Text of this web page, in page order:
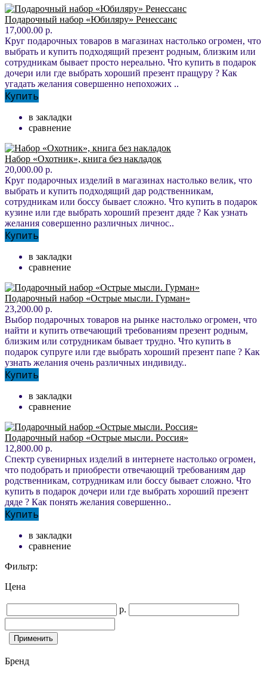
Подарочный набор «Юбиляру» Ренессанс
17,000.00 р.
Круг подарочных товаров в магазинах настолько огромен, что
выбрать и купить подходящий презент родным, близким или
сотрудникам бывает просто нереально. Что купить в подарок
дочери или где выбрать хороший презент пращуру ? Как
угадать желания совершенно непохожих ..
Купить
в закладки
сравнение
Набор «Охотник», книга без накладок
20,000.00 р.
Круг подарочных изделий в магазинах настолько велик, что
выбрать и купить подходящий дар родственникам,
сотрудникам или боссу бывает сложно. Что купить в подарок
кузине или где выбрать хороший презент дяде ? Как узнать
желания совершенно различных личнос..
Купить
в закладки
сравнение
Подарочный набор «Острые мысли. Гурман»
23,200.00 р.
Выбор подарочных товаров на рынке настолько огромен, что
найти и купить отвечающий требованиям презент родным,
близким или сотрудникам бывает трудно. Что купить в
подарок супруге или где выбрать хороший презент папе ? Как
узнать желания очень различных индивиду..
Купить
в закладки
сравнение
Подарочный набор «Острые мысли. Россия»
12,800.00 р.
Спектр сувенирных изделий в интернете настолько огромен,
что подобрать и приобрести отвечающий требованиям дар
родственникам, сотрудникам или боссу бывает сложно. Что
купить в подарок дочери или где выбрать хороший презент
дяде ? Как понять желания совершенно..
Купить
в закладки
сравнение
Фильтр:
Цена
р.
Бренд